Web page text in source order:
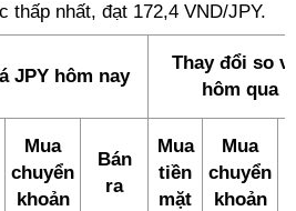
thấp nhất, đạt 172,4 VND/JPY.
JPY hôm nay
Thay đổi so
hôm qua
Mua
chuyển
khoản
Bán
ra
Mua
tiền
mặt
Mua
chuyển
khoản